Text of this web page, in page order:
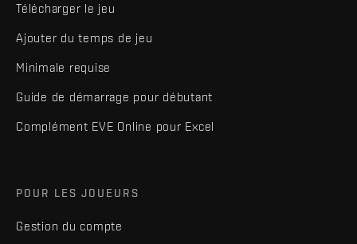
Télécharger le jeu
Ajouter du temps de jeu
Minimale requise
Guide de démarrage pour débutant
Complément EVE Online pour Excel
POUR LES JOUEURS
Gestion du compte